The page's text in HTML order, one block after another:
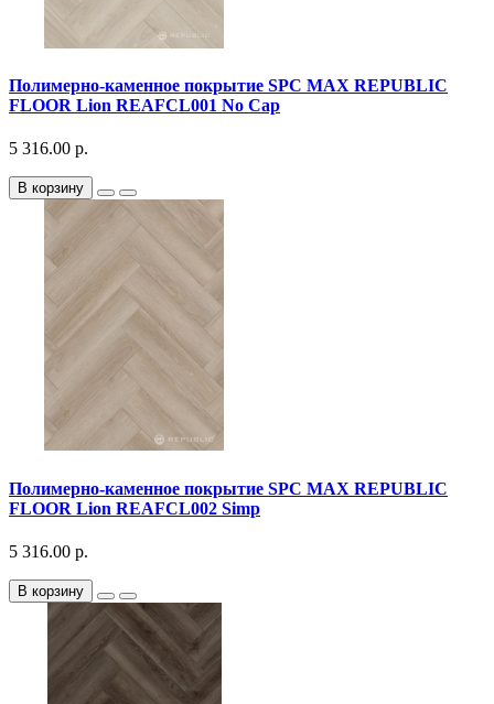
Полимерно-каменное покрытие SPC MAX REPUBLIC
FLOOR Lion REAFCL001 No Cap
5 316.00 р.
В корзину
Полимерно-каменное покрытие SPC MAX REPUBLIC
FLOOR Lion REAFCL002 Simp
5 316.00 р.
В корзину